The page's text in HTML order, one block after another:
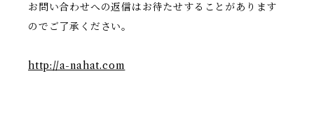
お問い合わせへの返信はお待たせすることがあります
のでご了承ください。
http://a-nahat.com